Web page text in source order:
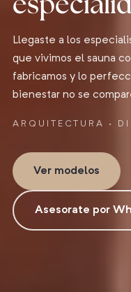
Llegaste a los
que vivimos el sauna
fabricamos y lo
bienestar no se
ARQUITECTURA ·
Ver modelos
Asesorate por